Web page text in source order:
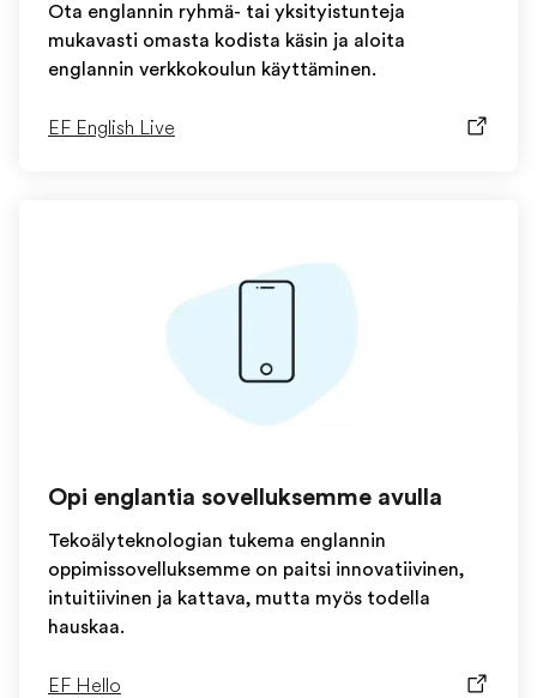
Ota englannin ryhmä- tai yksityistunteja
mukavasti omasta kodista käsin ja aloita
englannin verkkokoulun käyttäminen.
EF English Live
Opi englantia sovelluksemme avulla
Tekoälyteknologian tukema englannin
oppimissovelluksemme on paitsi innovatiivinen,
intuitiivinen ja kattava, mutta myös todella
hauskaa.
EF Hello